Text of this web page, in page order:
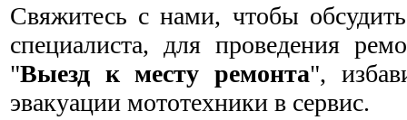
Свяжитесь с нами, чтобы
специалиста, для проведения
"Выезд к месту ремонта",
эвакуации мототехники в сервис.